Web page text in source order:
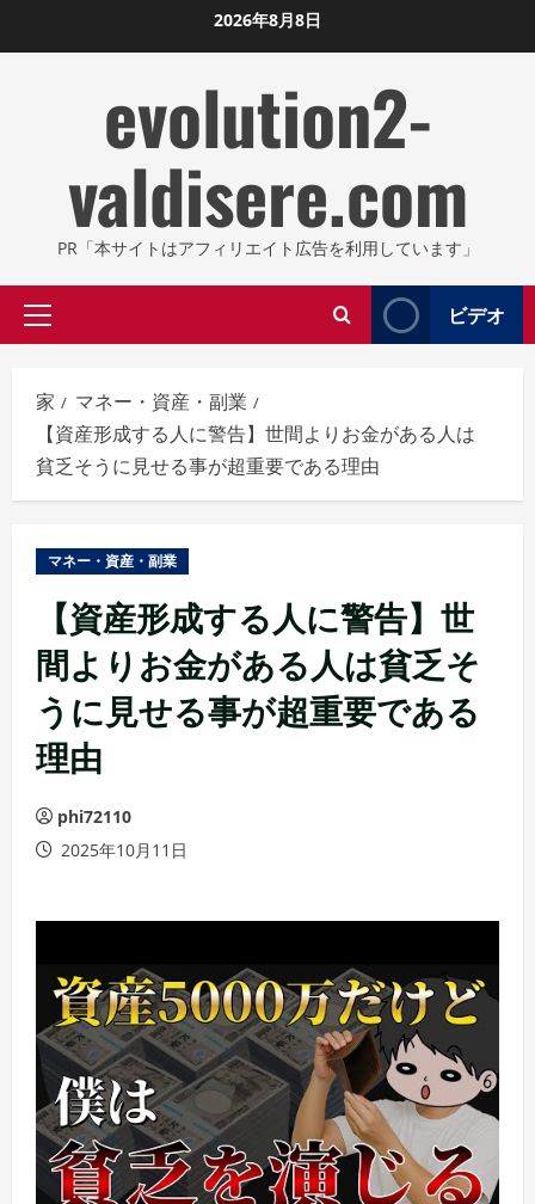
ン
2026年8月8日
evolution2-
valdisere.com
PR「本サイトはアフィリエイト広告を利用しています」
プ
イ
マ
リ
メ
ニ
ー
ビデオ
家
マネー・資産・副業
【資産形成する人に警告】世間よりお金がある人は
貧乏そうに見せる事が超重要である理由
マネー・資産・副業
【資産形成する人に警告】世
間よりお金がある人は貧乏そ
うに見せる事が超重要である
理由
phi72110
2025年10月11日